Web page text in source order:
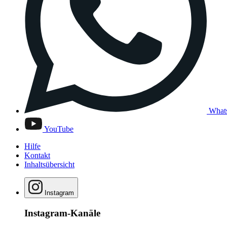
YouTube
Hilfe
Kontakt
Inhaltsübersicht
Instagram
Instagram-Kanäle